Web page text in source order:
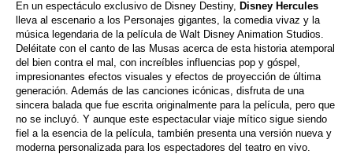
En un espectáculo exclusivo de Disney Destiny, Disney Hercules
lleva al escenario a los Personajes gigantes, la comedia vivaz y la
música legendaria de la película de Walt Disney Animation Studios.
Deléitate con el canto de las Musas acerca de esta historia atemporal
del bien contra el mal, con increíbles influencias pop y góspel,
impresionantes efectos visuales y efectos de proyección de última
generación. Además de las canciones icónicas, disfruta de una
sincera balada que fue escrita originalmente para la película, pero que
no se incluyó. Y aunque este espectacular viaje mítico sigue siendo
fiel a la esencia de la película, también presenta una versión nueva y
moderna personalizada para los espectadores del teatro en vivo.